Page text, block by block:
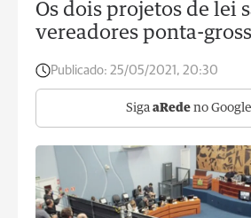
Os dois projetos de lei
vereadores ponta-
Publicado: 25/05/2021, 20:30
Siga aRede no Google